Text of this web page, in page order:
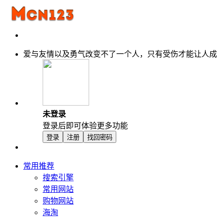
爱与友情以及勇气改变不了一个人，只有受伤才能让人
未登录
登录后即可体验更多功能
登录 注册 找回密码
常用推荐
搜索引擎
常用网站
购物网站
海淘